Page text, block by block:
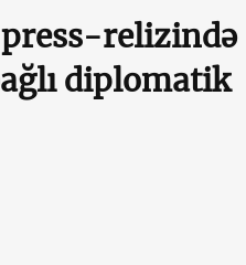
relizində
diplomatik